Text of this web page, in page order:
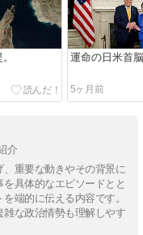
運命の日米首
5ヶ月前
介
重要な動きやその背景に
具体的なエピソードとと
端的に伝える内容です。
な政治情勢も理解しやす